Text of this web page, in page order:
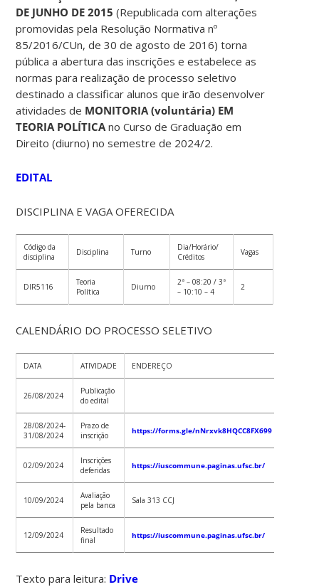
DE JUNHO DE 2015 (Republicada com alterações
promovidas pela Resolução Normativa nº
85/2016/CUn, de 30 de agosto de 2016) torna
pública a abertura das inscrições e estabelece as
normas para realização de processo seletivo
destinado a classificar alunos que irão desenvolver
atividades de MONITORIA (voluntária) EM
TEORIA POLÍTICA no Curso de Graduação em
Direito (diurno) no semestre de 2024/2.
EDITAL
DISCIPLINA E VAGA OFERECIDA
Código da
disciplina
Disciplina Turno
Dia/Horário/
Créditos
Vagas
DIR5116
Teoria
Política
Diurno
2ª – 08:20 / 3ª
– 10:10 – 4
2
CALENDÁRIO DO PROCESSO SELETIVO
DATA ATIVIDADE ENDEREÇO
26/08/2024
Publicação
do edital
28/08/2024-
31/08/2024
Prazo de
inscrição
https://forms.gle/nNrxvk8HQCC8FX699
02/09/2024
Inscrições
deferidas
https://iuscommune.paginas.ufsc.br/
10/09/2024
Avaliação
pela banca
Sala 313 CCJ
12/09/2024
Resultado
final
https://iuscommune.paginas.ufsc.br/
Texto para leitura: Drive